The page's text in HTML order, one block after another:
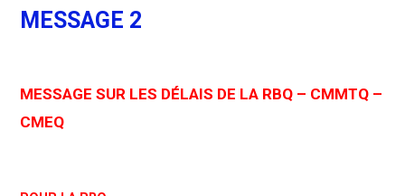
MESSAGE 2
MESSAGE SUR LES DÉLAIS DE LA RBQ – CMMTQ –
CMEQ